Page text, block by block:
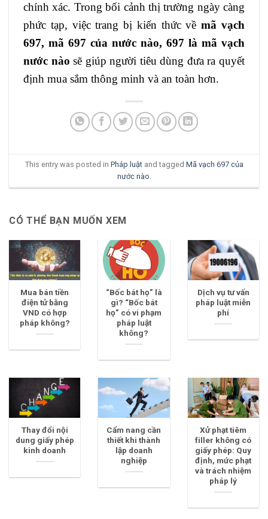
chính xác. Trong bối cảnh thị trường ngày càng
phức tạp, việc trang bị kiến thức vềmã vạch
697, mã 697 của nước nào, 697 là mã vạch
nước nào sẽ giúp người tiêu dùng đưa ra quyết
định mua sắm thông minh và an toàn hơn.
This entry was posted in Pháp luậtand tagged Mã vạch 697 của
nước nào
CÓ THỂ BẠN MUỐN XEM
Mua bán tiền
điện tử bằng
VND có hợp
pháp không?
“Bốc bát họ” là
gì? “Bốc bát
họ” có vi phạm
pháp luật
không?
Dịch vụ tư vấn
pháp luật miễn
phí
Thay đổi nội
dung giấy phép
kinh doanh
Cẩm nang cần
thiết khi thành
lập doanh
nghiệp
Xử phạt tiêm
filler không có
giấy phép: Quy
định, mức phạt
và trách nhiệm
pháp lý